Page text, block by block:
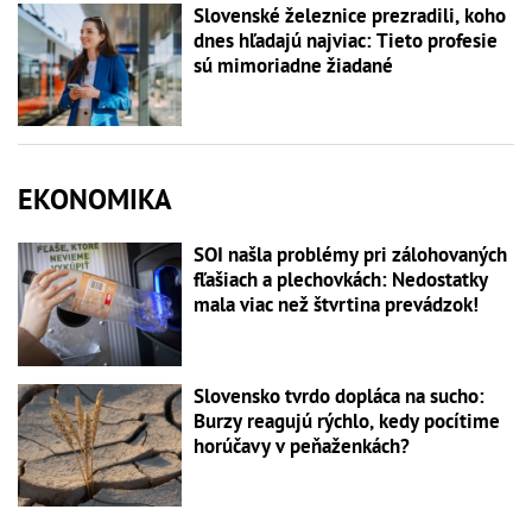
Slovenské železnice prezradili, koho
dnes hľadajú najviac: Tieto profesie
sú mimoriadne žiadané
EKONOMIKA
SOI našla problémy pri zálohovaných
fľašiach a plechovkách: Nedostatky
mala viac než štvrtina prevádzok!
Slovensko tvrdo dopláca na sucho:
Burzy reagujú rýchlo, kedy pocítime
horúčavy v peňaženkách?